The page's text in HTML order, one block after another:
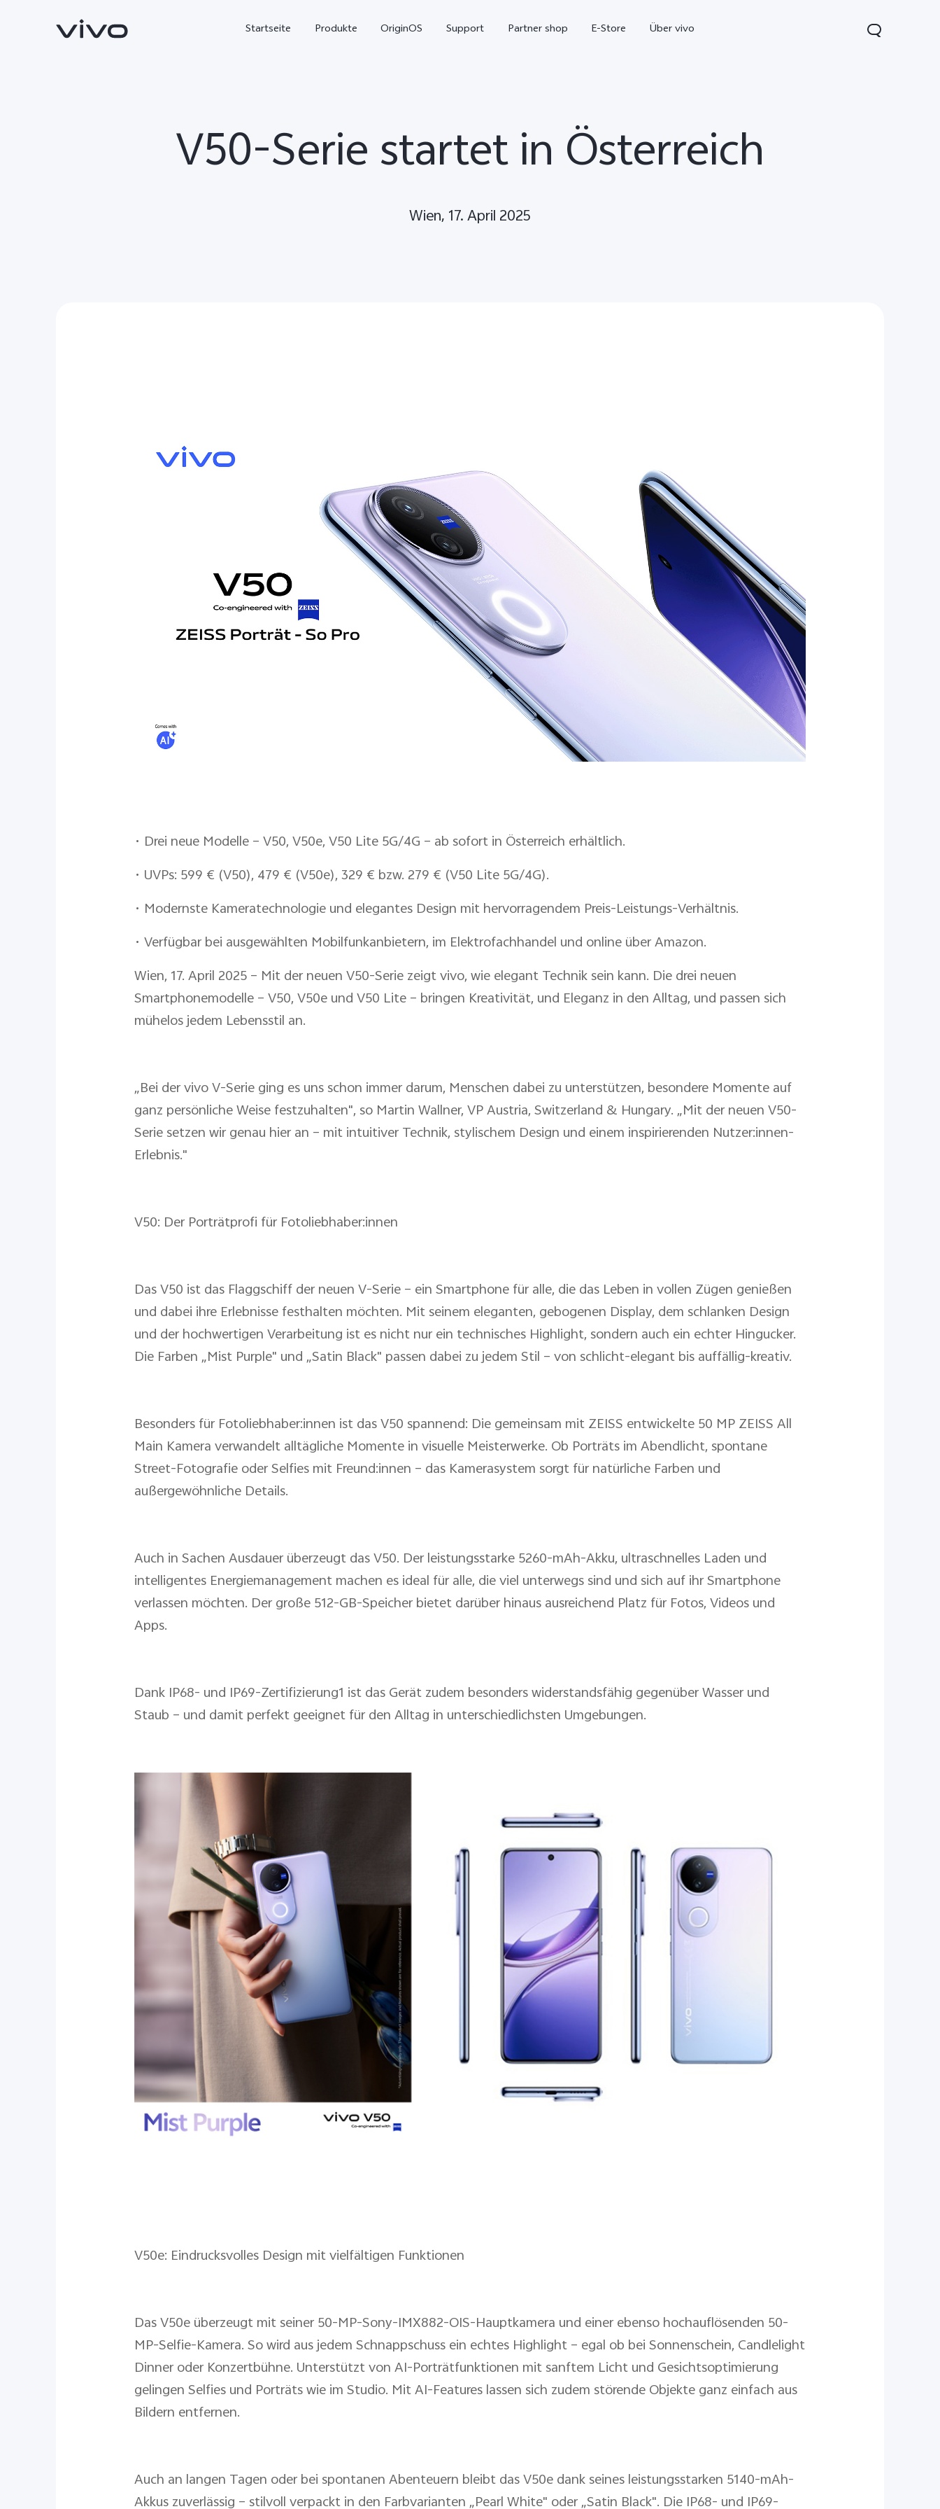
Startseite Produkte OriginOS Support Partner shop E-Store Über vivo
V50-Serie startet in Österreich
Wien, 17. April 2025
• Drei neue Modelle – V50, V50e, V50 Lite 5G/4G – ab sofort in Österreich erhältlich.
• UVPs: 599 € (V50), 479 € (V50e), 329 € bzw. 279 € (V50 Lite 5G/4G).
• Modernste Kameratechnologie und elegantes Design mit hervorragendem Preis-Leistungs-Verhältnis.
• Verfügbar bei ausgewählten Mobilfunkanbietern, im Elektrofachhandel und online über Amazon.
Wien, 17. April 2025 – Mit der neuen V50-Serie zeigt vivo, wie elegant Technik sein kann. Die drei neuen
Smartphonemodelle – V50, V50e und V50 Lite – bringen Kreativität, und Eleganz in den Alltag, und passen sich
mühelos jedem Lebensstil an.
„Bei der vivo V-Serie ging es uns schon immer darum, Menschen dabei zu unterstützen, besondere Momente auf
ganz persönliche Weise festzuhalten", so Martin Wallner, VP Austria, Switzerland & Hungary. „Mit der neuen V50-
Serie setzen wir genau hier an – mit intuitiver Technik, stylischem Design und einem inspirierenden Nutzer:innen-
Erlebnis."
V50: Der Porträtprofi für Fotoliebhaber:innen
Das V50 ist das Flaggschiff der neuen V-Serie – ein Smartphone für alle, die das Leben in vollen Zügen genießen
und dabei ihre Erlebnisse festhalten möchten. Mit seinem eleganten, gebogenen Display, dem schlanken Design
und der hochwertigen Verarbeitung ist es nicht nur ein technisches Highlight, sondern auch ein echter Hingucker.
Die Farben „Mist Purple" und „Satin Black" passen dabei zu jedem Stil – von schlicht-elegant bis auffällig-kreativ.
Besonders für Fotoliebhaber:innen ist das V50 spannend: Die gemeinsam mit ZEISS entwickelte 50 MP ZEISS All
Main Kamera verwandelt alltägliche Momente in visuelle Meisterwerke. Ob Porträts im Abendlicht, spontane
Street-Fotografie oder Selfies mit Freund:innen – das Kamerasystem sorgt für natürliche Farben und
außergewöhnliche Details.
Auch in Sachen Ausdauer überzeugt das V50. Der leistungsstarke 5260-mAh-Akku, ultraschnelles Laden und
intelligentes Energiemanagement machen es ideal für alle, die viel unterwegs sind und sich auf ihr Smartphone
verlassen möchten. Der große 512-GB-Speicher bietet darüber hinaus ausreichend Platz für Fotos, Videos und
Apps.
Dank IP68- und IP69-Zertifizierung1 ist das Gerät zudem besonders widerstandsfähig gegenüber Wasser und
Staub – und damit perfekt geeignet für den Alltag in unterschiedlichsten Umgebungen.
V50e: Eindrucksvolles Design mit vielfältigen Funktionen
Das V50e überzeugt mit seiner 50-MP-Sony-IMX882-OIS-Hauptkamera und einer ebenso hochauflösenden 50-
MP-Selfie-Kamera. So wird aus jedem Schnappschuss ein echtes Highlight – egal ob bei Sonnenschein, Candlelight
Dinner oder Konzertbühne. Unterstützt von AI-Porträtfunktionen mit sanftem Licht und Gesichtsoptimierung
gelingen Selfies und Porträts wie im Studio. Mit AI-Features lassen sich zudem störende Objekte ganz einfach aus
Bildern entfernen.
Auch an langen Tagen oder bei spontanen Abenteuern bleibt das V50e dank seines leistungsstarken 5140-mAh-
Akkus zuverlässig – stilvoll verpackt in den Farbvarianten „Pearl White" oder „Satin Black". Die IP68- und IP69-